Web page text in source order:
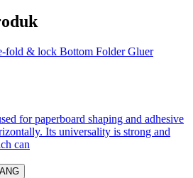
fold & lock Bottom Folder Gluer
for paperboard shaping and adhesive
Its universality is strong and
can